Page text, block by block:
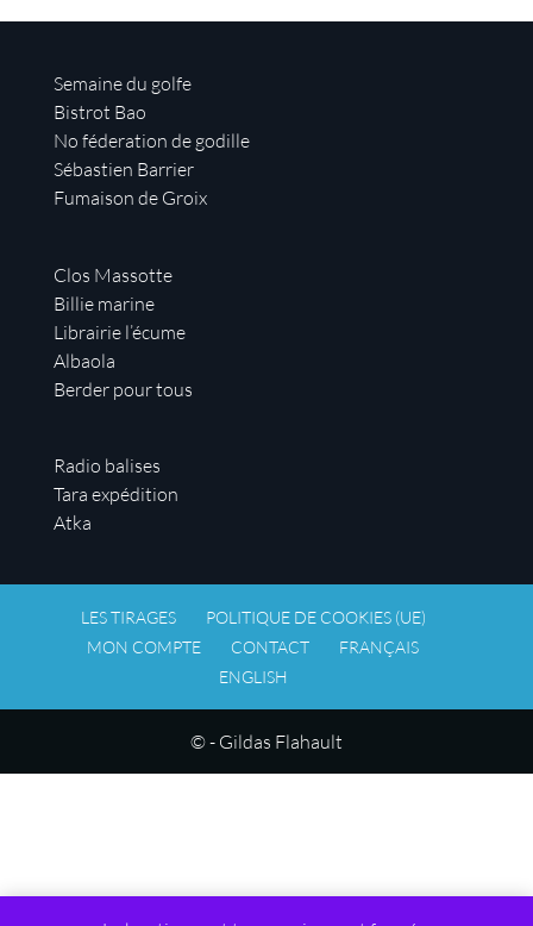
Semaine du golfe
Bistrot Bao
No féderation de godille
Sébastien Barrier
Fumaison de Groix
Clos Massotte
Billie marine
Librairie l’écume
Albaola
Berder pour tous
Radio balises
Tara expédition
Atka
LES TIRAGES
POLITIQUE DE COOKIES (UE)
MON COMPTE
CONTACT
FRANÇAIS
ENGLISH
© - Gildas Flahault